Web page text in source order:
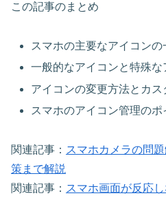
この記事のまとめ
スマホの主要なアイコン
一般的なアイコンと特殊
アイコンの変更方法とカ
スマホのアイコン管理のポ
関連記事： スマホカメラの問
策まで解説
関連記事： スマホ画面が反応